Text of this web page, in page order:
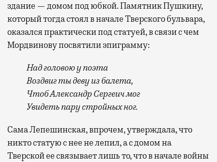
здание — домом под юбкой. Памятник Пушкину,
который тогда стоял в начале Тверского бульвара,
оказался практически под статуей, в связи с чем
Мордвинову посвятили эпиграмму:
Над головою у поэта
Воздвиг ты деву из балета,
Чтоб Александр Сергеич мог
Увидеть пару стройных ног.
Сама Лепешинская, впрочем, утверждала, что
никто статую с нее не лепил, а с домом на
Тверской ее связывает лишь то, что в начале войны